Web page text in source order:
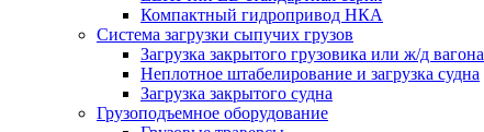
Компактный гидропривод НКА
Система загрузки сыпучих грузов
Загрузка закрытого грузовика или ж/д вагона
Неплотное штабелирование и загрузка судна
Загрузка закрытого судна
Грузоподъемное оборудование